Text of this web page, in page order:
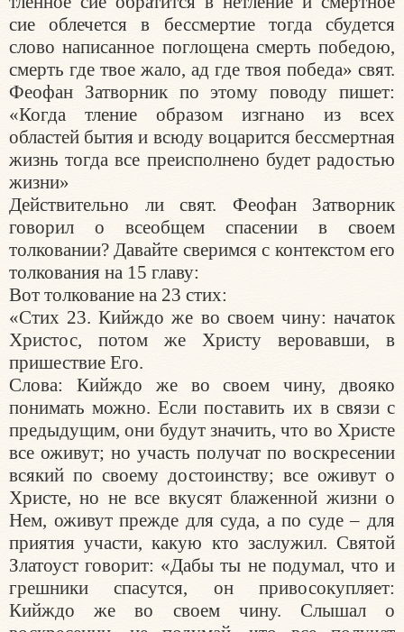
сие облечется в бессмертие тогда сбудется
слово написанное поглощена смерть победою,
смерть где твое жало, ад где твоя победа» свят.
Феофан Затворник по этому поводу пишет:
«Когда тление образом изгнано из всех
областей бытия и всюду воцарится бессмертная
жизнь тогда все преисполнено будет радостью
жизни»
Действительно ли свят. Феофан Затворник
говорил о всеобщем спасении в своем
толковании? Давайте сверимся с контекстом его
толкования на 15 главу:
Вот толкование на 23 стих:
«Стих 23. Кийждо же во своем чину: начаток
Христос, потом же Христу веровавши, в
пришествие Его.
Слова: Кийждо же во своем чину, двояко
понимать можно. Если поставить их в связи с
предыдущим, они будут значить, что во Христе
все оживут; но участь получат по воскресении
всякий по своему достоинству; все оживут о
Христе, но не все вкусят блаженной жизни о
Нем, оживут прежде для суда, а по суде – для
приятия участи, какую кто заслужил. Святой
Златоуст говорит: «Дабы ты не подумал, что и
грешники спасутся, он привосокупляет:
Кийждо же во своем чину. Слышал о